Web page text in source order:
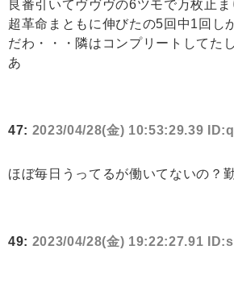
良番引いてヴヴヴの6ツモで万枚止ま
超革命まともに伸びたの5回中1回し
だわ・・・隣はコンプリートしてた
あ
47: 2023/04/28(金) 10:53:29.39
ほぼ毎日うってるが働いてないの？
49: 2023/04/28(金) 19:22:27.91